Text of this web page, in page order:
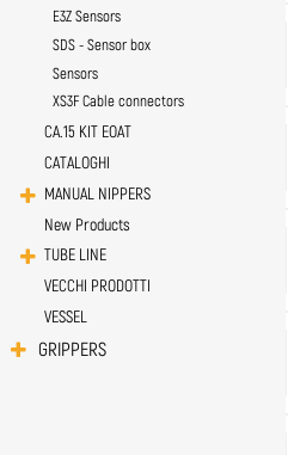
E3Z Sensors
SDS - Sensor box
Sensors
XS3F Cable connectors
CA.15 KIT EOAT
CATALOGHI
MANUAL NIPPERS
New Products
TUBE LINE
VECCHI PRODOTTI
VESSEL
GRIPPERS